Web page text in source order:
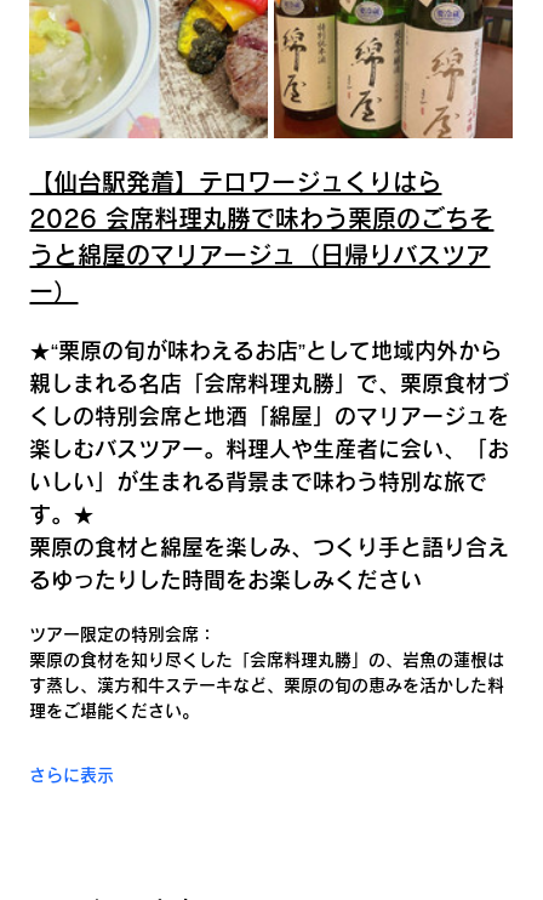
【仙台駅発着】テロワージュくりはら
2026 会席料理丸勝で味わう栗原のごちそ
うと綿屋のマリアージュ（日帰りバスツア
ー）
★“栗原の旬が味わえるお店”として地域内外から
親しまれる名店「会席料理丸勝」で、栗原食材づ
くしの特別会席と地酒「綿屋」のマリアージュを
楽しむバスツアー。料理人や生産者に会い、「お
いしい」が生まれる背景まで味わう特別な旅で
す。★
栗原の食材と綿屋を楽しみ、つくり手と語り合え
るゆったりした時間をお楽しみください
ツアー限定の特別会席：
栗原の食材を知り尽くした「会席料理丸勝」の、岩魚の蓮根は
す蒸し、漢方和牛ステーキなど、栗原の旬の恵みを活かした料
理をご堪能ください。
さらに表示